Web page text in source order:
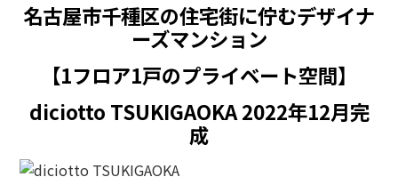
名古屋市千種区の住宅街に佇むデザイナ
ーズマンション
【1フロア1戸のプライベート空間】
diciotto TSUKIGAOKA 2022年12月完
成